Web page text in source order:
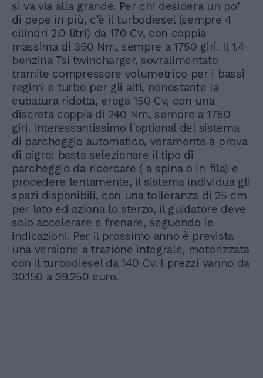
si va via alla grande. Per chi desidera un po'
di pepe in più, c'è il turbodiesel (sempre 4
cilindri 2.0 litri) da 170 Cv, con coppia
massima di 350 Nm, sempre a 1750 giri. Il 1.4
benzina Tsi twincharger, sovralimentato
tramite compressore volumetrico per i bassi
regimi e turbo per gli alti, nonostante la
cubatura ridotta, eroga 150 Cv, con una
discreta coppia di 240 Nm, sempre a 1750
giri. Interessantissimo l'optional del sistema
di parcheggio automatico, veramente a prova
di pigro: basta selezionare il tipo di
parcheggio da ricercare ( a spina o in fila) e
procedere lentamente, il sistema individua gli
spazi disponibili, con una tolleranza di 25 cm
per lato ed aziona lo sterzo, il guidatore deve
solo accelerare e frenare, seguendo le
indicazioni. Per il prossimo anno è prevista
una versione a trazione integrale, motorizzata
con il turbodiesel da 140 Cv. I prezzi vanno da
30.150 a 39.250 euro.